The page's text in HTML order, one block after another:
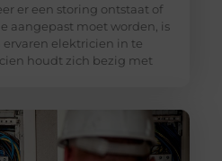
er een storing ontstaat of
aangepast moet worden, is
elektricien in te
houdt zich bezig met